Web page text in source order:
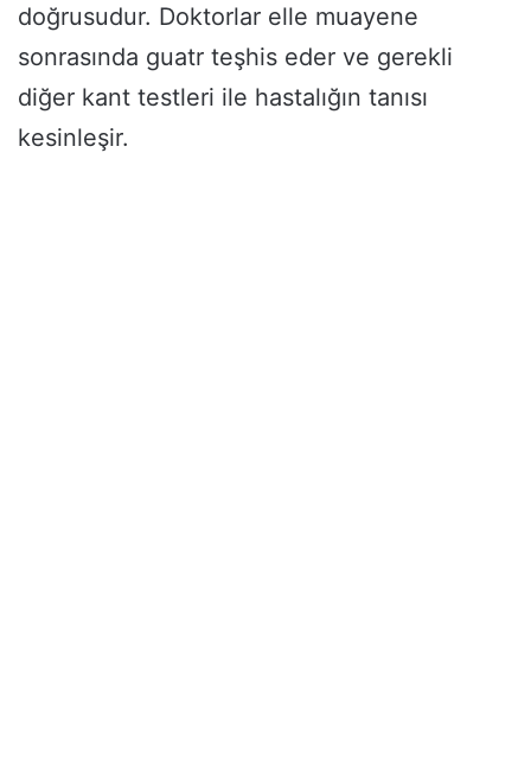
doğrusudur. Doktorlar elle muayene
sonrasında guatr teşhis eder ve gerekli
diğer kant testleri ile hastalığın tanısı
kesinleşir.